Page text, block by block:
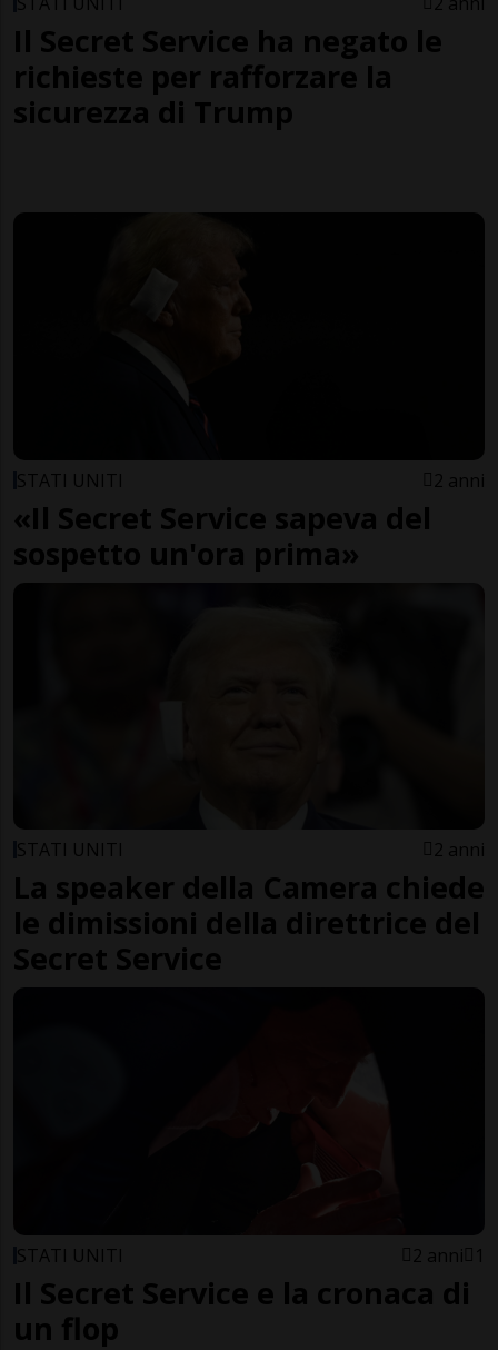
Il Secret Service ha negato le
richieste per rafforzare la
sicurezza di Trump
STATI UNITI 2 anni
«Il Secret Service sapeva del
sospetto un'ora prima»
STATI UNITI 2 anni
La speaker della Camera chiede
le dimissioni della direttrice del
Secret Service
STATI UNITI 2 anni 1
Il Secret Service e la cronaca di
un flop